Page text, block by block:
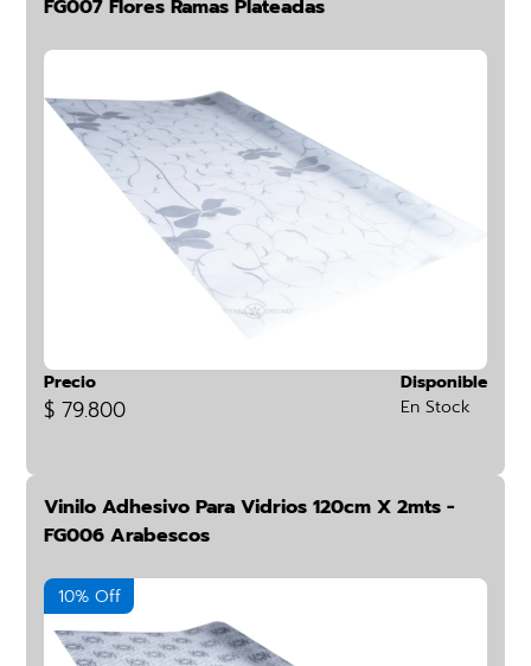
FG007 Flores Ramas Plateadas
Precio
$ 79.800
Disponible
En Stock
Vinilo Adhesivo Para Vidrios 120cm X 2mts -
FG006 Arabescos
10% Off